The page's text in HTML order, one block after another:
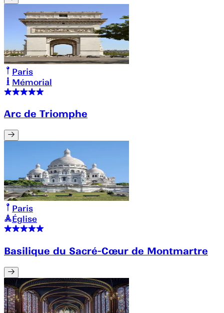
Paris
Mémorial
Arc de Triomphe
Paris
Église
Basilique du Sacré-Cœur de Montmartre